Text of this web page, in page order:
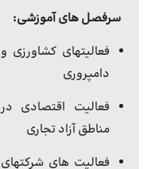
سرفصل های آموزشی:
فعالیتهای کشاورزی و
دامپروری
فعالیت اقتصادی در
مناطق آزاد تجاری
فعالیت های شرکتهای